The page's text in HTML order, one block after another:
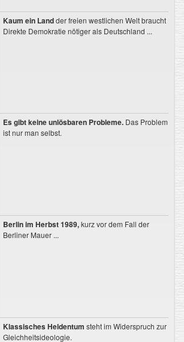
Kaum ein Landder freien westlichen Welt braucht
Direkte Demokratie nötiger als Deutschland ...
Es gibt keine unlösbaren Probleme. Das Problem
ist nur man selbst.
Berlin im Herbst 1989,kurz vor dem Fall der
Berliner Mauer ...
Klassisches Heldentum steht im Widerspruch zur
Gleichheitsideologie.